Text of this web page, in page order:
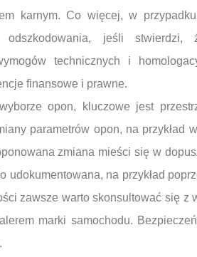
karnym. Co więcej, w
odszkodowania, jeśli
technicznych i
finansowe i prawne.
opon, kluczowe jest
parametrów opon, na przykład
zmiana mieści się w
udokumentowana, na przykład
zawsze warto skonsultować się z
marki samochodu.